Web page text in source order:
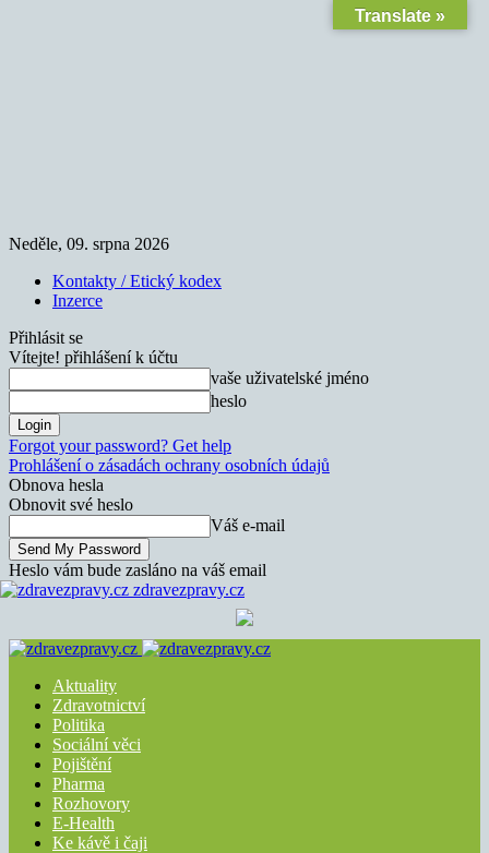
Neděle, 09. srpna 2026
Kontakty / Etický kodex
Inzerce
Přihlásit se
Vítejte! přihlášení k účtu
vaše uživatelské jméno
heslo
Forgot your password? Get help
Prohlášení o zásadách ochrany osobních údajů
Obnova hesla
Obnovit své heslo
Váš e-mail
Heslo vám bude zasláno na váš email
zdravezpravy.cz
Aktuality
Zdravotnictví
Politika
Sociální věci
Pojištění
Pharma
Rozhovory
E-Health
Ke kávě i čaji
Translate »